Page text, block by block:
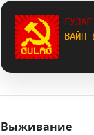
ВАЙП
Выживание